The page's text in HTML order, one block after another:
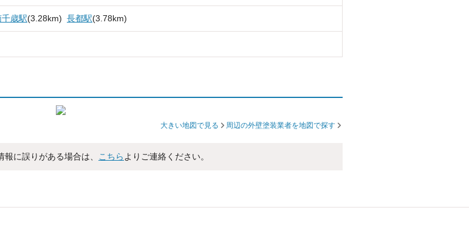
千歳駅(3.28km) 長都駅(3.78km)
大きい地図で見る 周辺の外壁塗装業者を地図で探す
に誤りがある場合は、 こちら よりご連絡ください。